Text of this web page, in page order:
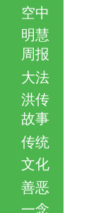
空中
明慧
周报
大法
洪传
故事
传统
文化
善恶
一念